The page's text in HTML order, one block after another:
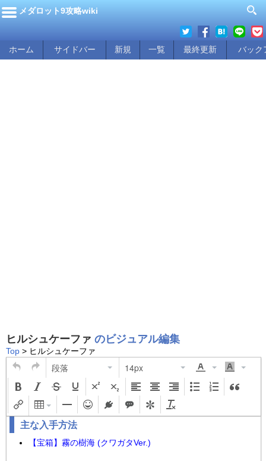
メダロット9攻略wiki
ホーム サイドバー 新規 一覧 最終更新 バック
ヒルシュケーファ のビジュアル編集
Top > ヒルシュケーファ
段落 14px